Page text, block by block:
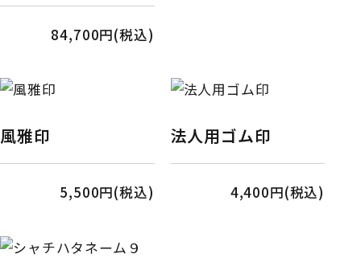
84,700円(税込)
風雅印
5,500円(税込)
法人用ゴム印
4,400円(税込)